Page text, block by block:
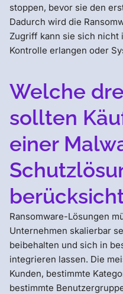
stoppen, bevor sie den
Dadurch wird die
Zugriff kann sie sich nicht
Kontrolle erlangen oder
Welche
sollten
einer
Ransomware-Lösungen
Unternehmen skalierbar
beibehalten und sich in
integrieren lassen. Die
Kunden, bestimmte
bestimmte